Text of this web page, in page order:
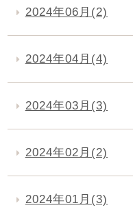
2024年06月(2)
2024年04月(4)
2024年03月(3)
2024年02月(2)
2024年01月(3)